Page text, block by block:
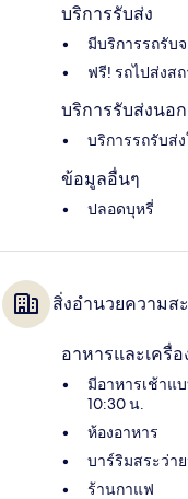
บริการรับส่ง
มีบริการรถรับ
ฟรี! รถไปส่งส
บริการรับส่งนอ
บริการรถรับส่
ข้อมูลอื่นๆ
ปลอดบุหรี่
สิ่งอำนวยความส
อาหารและเครื่อ
มีอาหารเช้าแ
10:30 น.
ห้องอาหาร
บาร์ริมสระว่า
ร้านกาแฟ